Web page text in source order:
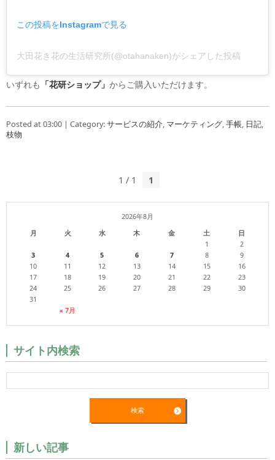
この投稿をInstagramで見る
大田花き花の生活研究所(@otahanaken)がシェアした投稿
いずれも 「花研ショップ」 からご購入いただけます。
Posted at 03:00 | Category:サービスの紹介, マーケティング,手帳, 日記,
枝物
1 / 1 1
2026年8月
月
火 水 木 金 土 日
« 7月
1
2
3
4 5 6 7 8
9
10
11 12 13 14 15
16
17
18 19 20 21 22
23
24
25 26 27 28 29
30
31
サイト内検索
新しい記事